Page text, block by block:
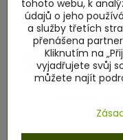
PO - PÁ:
SO : 08:00 -
NE : 08:00 -
Info
Žádáme
okolností
tohoto webu, k
údajů o jeho
a služby třetích
přenášena
Kliknutím na
vyjadřujete svůj
můžete najít